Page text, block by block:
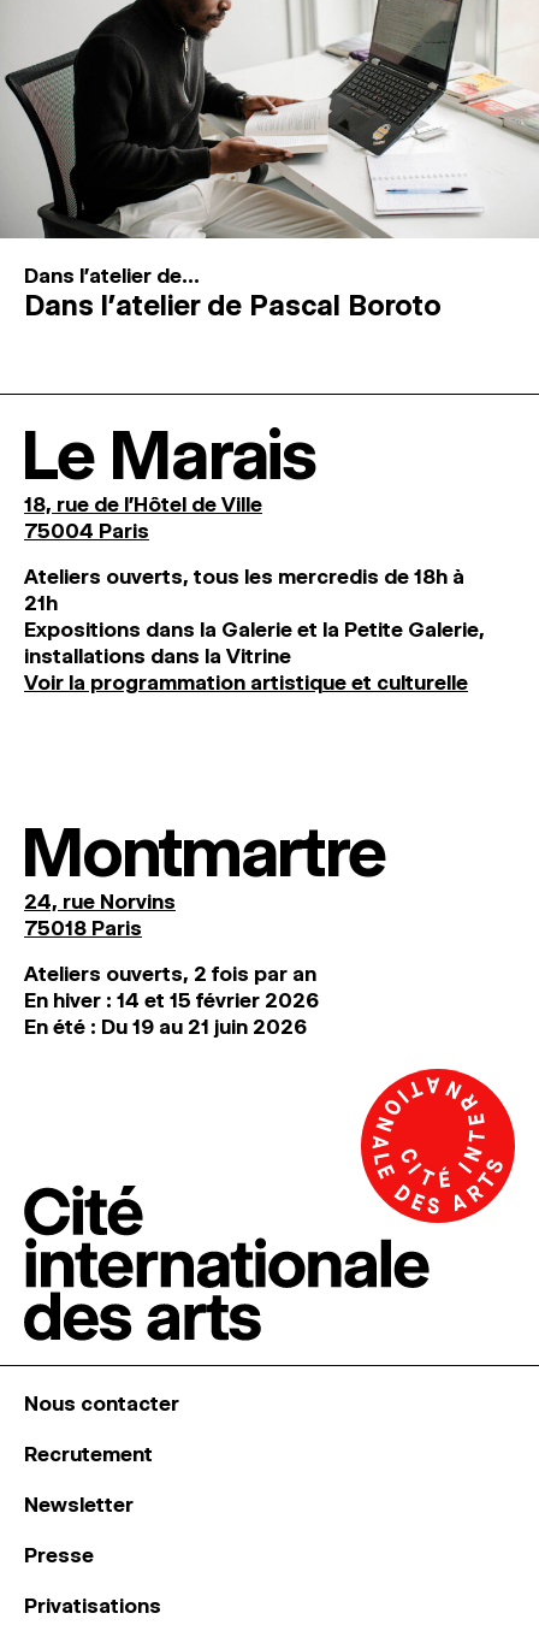
Dans l'atelier de...
Dans l’atelier de Pascal Boroto
Le Marais
18, rue de l'Hôtel de Ville
75004 Paris
Ateliers ouverts, tous les mercredis de 18h à
21h
Expositions dans la Galerie et la Petite Galerie,
installations dans la Vitrine
Voir la programmation artistique et culturelle
Montmartre
24, rue Norvins
75018 Paris
Ateliers ouverts, 2 fois par an
En hiver : 14 et 15 février 2026
En été : Du 19 au 21 juin 2026
Nous contacter
Recrutement
Newsletter
Presse
Privatisations